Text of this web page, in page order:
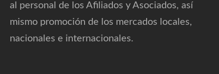
al personal de los Afiliados y Asociados, así
mismo promoción de los mercados locales,
nacionales e internacionales.